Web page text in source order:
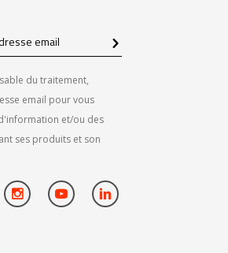
du traitement,
email pour vous
et/ou des
ses produits et son